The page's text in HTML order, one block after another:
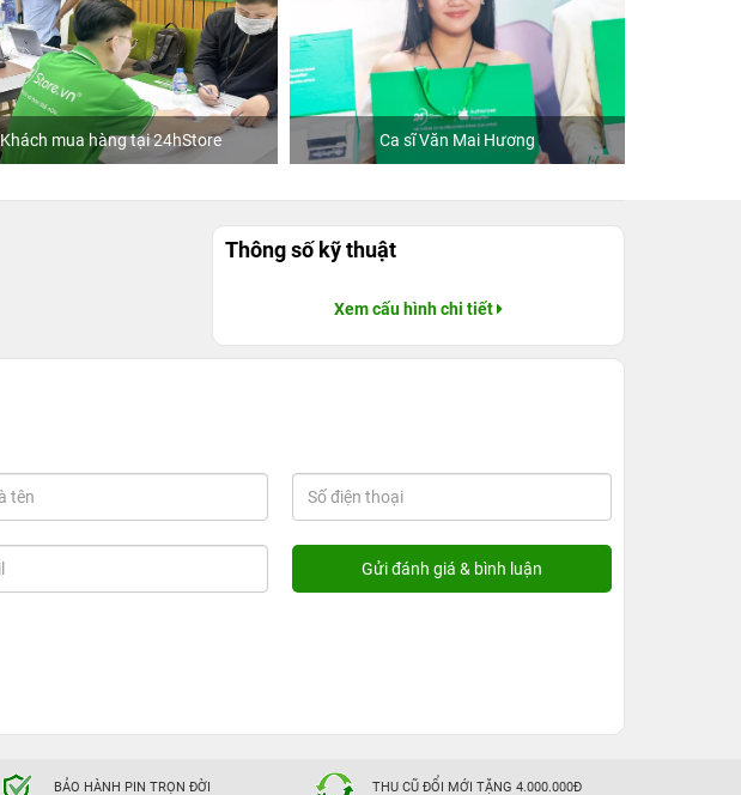
Khách mua hàng tại 24hStore Ca sĩ Văn Mai Hương
Thông số kỹ thuật
Xem cấu hình chi tiết
BẢO HÀNH PIN TRỌN ĐỜI THU CŨ ĐỔI MỚI TẶNG 4.000.000Đ